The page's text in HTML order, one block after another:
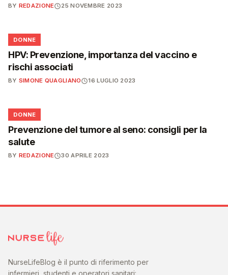
BY REDAZIONE 25 NOVEMBRE 2023
🌸
DONNE
HPV: Prevenzione, importanza del vaccino e
rischi associati
BY SIMONE QUAGLIANO 16 LUGLIO 2023
🌸
DONNE
Prevenzione del tumore al seno: consigli per la
salute
BY REDAZIONE 30 APRILE 2023
NurseLifeBlog è il punto di riferimento per
infermieri, studenti e operatori sanitari: